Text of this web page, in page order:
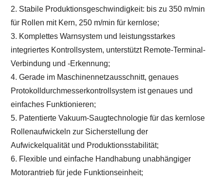
2. Stabile Produktionsgeschwindigkeit: bis zu 350 m/min
für Rollen mit Kern, 250 m/min für kernlose;
3. Komplettes Warnsystem und leistungsstarkes
integriertes Kontrollsystem, unterstützt Remote-Terminal-
Verbindung und -Erkennung;
4. Gerade im Maschinennetzausschnitt, genaues
Protokolldurchmesserkontrollsystem ist genaues und
einfaches Funktionieren;
5. Patentierte Vakuum-Saugtechnologie für das kernlose
Rollenaufwickeln zur Sicherstellung der
Aufwickelqualität und Produktionsstabilität;
6. Flexible und einfache Handhabung unabhängiger
Motorantrieb für jede Funktionseinheit;